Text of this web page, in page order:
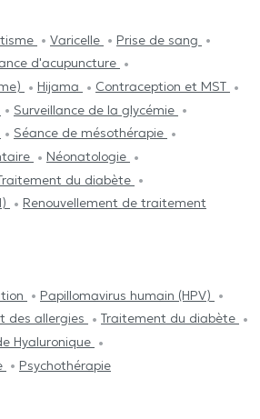
Varicelle
Prise de sang
d'acupuncture
Hijama
Contraception et MST
Surveillance de la glycémie
Séance de mésothérapie
Néonatologie
du diabète
Renouvellement de traitement
Papillomavirus humain (HPV)
des allergies
Traitement du diabète
Hyaluronique
Psychothérapie